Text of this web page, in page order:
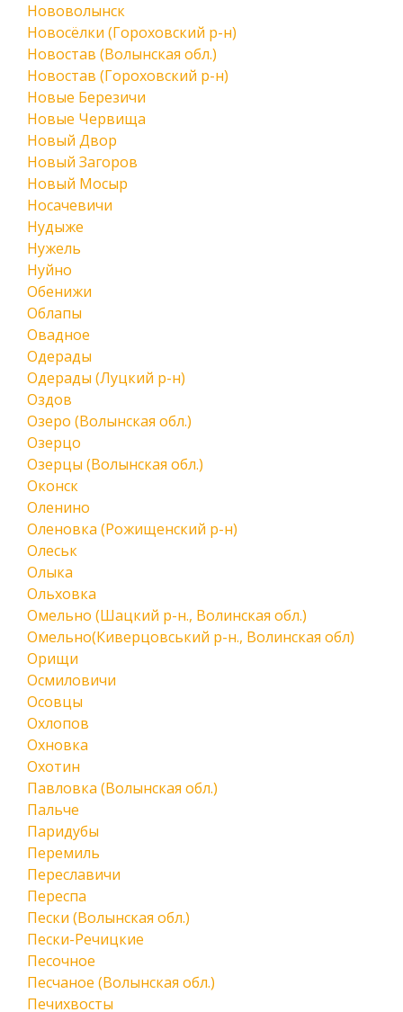
Нововолынск
Новосёлки (Гороховский р-н)
Новостав (Волынская обл.)
Новостав (Гороховский р-н)
Новые Березичи
Новые Червища
Новый Двор
Новый Загоров
Новый Мосыр
Носачевичи
Нудыже
Нужель
Нуйно
Обенижи
Облапы
Овадное
Одерады
Одерады (Луцкий р-н)
Оздов
Озеро (Волынская обл.)
Озерцо
Озерцы (Волынская обл.)
Оконск
Оленино
Оленовка (Рожищенский р-н)
Олеськ
Олыка
Ольховка
Омельно (Шацкий р-н., Волинская обл.)
Омельно(Киверцовський р-н., Волинская обл)
Орищи
Осмиловичи
Осовцы
Охлопов
Охновка
Охотин
Павловка (Волынская обл.)
Пальче
Паридубы
Перемиль
Переславичи
Переспа
Пески (Волынская обл.)
Пески-Речицкие
Песочное
Песчаное (Волынская обл.)
Печихвосты